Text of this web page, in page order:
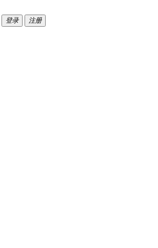
登录 注册